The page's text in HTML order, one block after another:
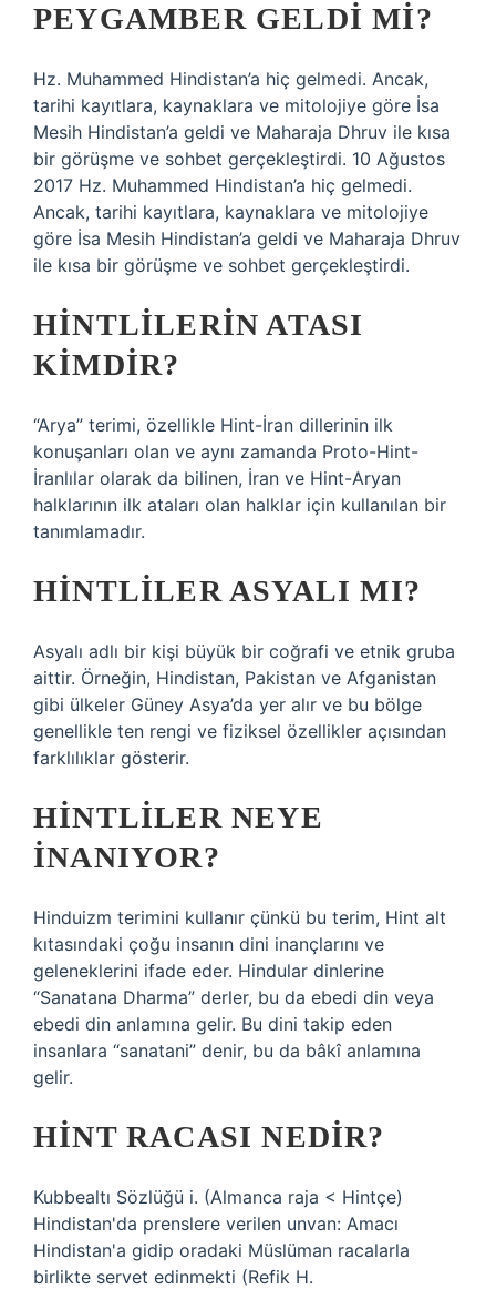
PEYGAMBER GELDI MI?
Hz. Muhammed Hindistan’a hiç gelmedi. Ancak,
tarihi kayıtlara, kaynaklara ve mitolojiye göre İsa
Mesih Hindistan’a geldi ve Maharaja Dhruv ile kısa
bir görüşme ve sohbet gerçekleştirdi. 10 Ağustos
2017 Hz. Muhammed Hindistan’a hiç gelmedi.
Ancak, tarihi kayıtlara, kaynaklara ve mitolojiye
göre İsa Mesih Hindistan’a geldi ve Maharaja Dhruv
ile kısa bir görüşme ve sohbet gerçekleştirdi.
HINTLILERIN ATASI
KIMDIR?
“Arya” terimi, özellikle Hint-İran dillerinin ilk
konuşanları olan ve aynı zamanda Proto-Hint-
İranlılar olarak da bilinen, İran ve Hint-Aryan
halklarının ilk ataları olan halklar için kullanılan bir
tanımlamadır.
HINTLILER ASYALI MI?
Asyalı adlı bir kişi büyük bir coğrafi ve etnik gruba
aittir. Örneğin, Hindistan, Pakistan ve Afganistan
gibi ülkeler Güney Asya’da yer alır ve bu bölge
genellikle ten rengi ve fiziksel özellikler açısından
farklılıklar gösterir.
HINTLILER NEYE
INANIYOR?
Hinduizm terimini kullanır çünkü bu terim, Hint alt
kıtasındaki çoğu insanın dini inançlarını ve
geleneklerini ifade eder. Hindular dinlerine
“Sanatana Dharma” derler, bu da ebedi din veya
ebedi din anlamına gelir. Bu dini takip eden
insanlara “sanatani” denir, bu da bâkî anlamına
gelir.
HINT RACASI NEDIR?
Kubbealtı Sözlüğü i. (Almanca raja < Hintçe)
Hindistan'da prenslere verilen unvan: Amacı
Hindistan'a gidip oradaki Müslüman racalarla
birlikte servet edinmekti (Refik H.